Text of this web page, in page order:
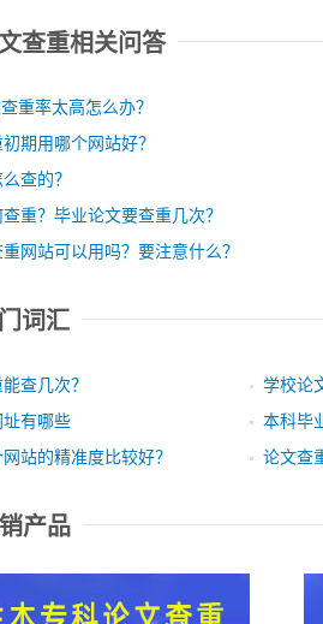
查重相关问答
查重率太高怎么办？
期用哪个网站好？
查的？
重？毕业论文要查重几次？
网站可以用吗？要注意什么？
词汇
查几次？ 学校论
有哪些
本科毕
站的精准度比较好？
论文查
产品